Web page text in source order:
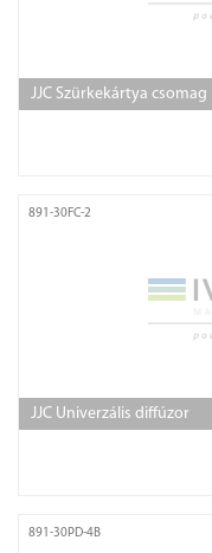
JJC Szürkekártya csomag
891-30FC-2
JJC Univerzális diffúzor
891-30PD-4B